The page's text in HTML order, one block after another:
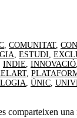
, COMUNITAT,
, ESTUDI,
INDIE, INNOVACIÓ,
,
, ÚNIC,
comparteixen